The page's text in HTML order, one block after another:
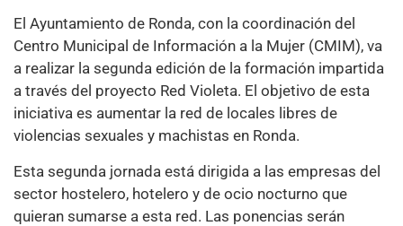
El Ayuntamiento de Ronda, con la coordinación del
Centro Municipal de Información a la Mujer (CMIM), va
a realizar la segunda edición de la formación impartida
a través del proyecto Red Violeta. El objetivo de esta
iniciativa es aumentar la red de locales libres de
violencias sexuales y machistas en Ronda.
Esta segunda jornada está dirigida a las empresas del
sector hostelero, hotelero y de ocio nocturno que
quieran sumarse a esta red. Las ponencias serán